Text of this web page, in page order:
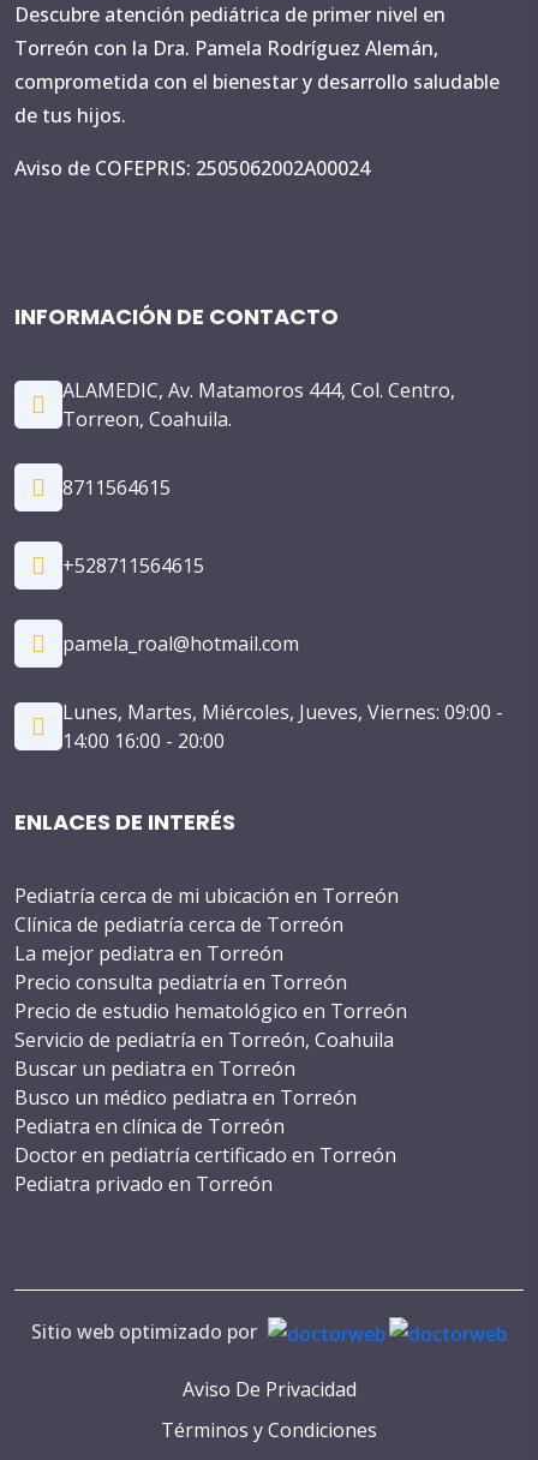
Descubre atención pediátrica de primer nivel en
Torreón con la Dra. Pamela Rodríguez Alemán,
comprometida con el bienestar y desarrollo saludable
de tus hijos.
Aviso de COFEPRIS: 2505062002A00024
INFORMACIÓN DE CONTACTO
ALAMEDIC, Av. Matamoros 444, Col. Centro,
Torreon, Coahuila.
8711564615
+528711564615
pamela_roal@hotmail.com
Lunes, Martes, Miércoles, Jueves, Viernes: 09:00 -
14:00 16:00 - 20:00
ENLACES DE INTERÉS
Pediatría cerca de mi ubicación en Torreón
Clínica de pediatría cerca de Torreón
La mejor pediatra en Torreón
Precio consulta pediatría en Torreón
Precio de estudio hematológico en Torreón
Servicio de pediatría en Torreón, Coahuila
Buscar un pediatra en Torreón
Busco un médico pediatra en Torreón
Pediatra en clínica de Torreón
Doctor en pediatría certificado en Torreón
Pediatra privado en Torreón
Consulta con pediatra en Torreón
Cita con pediatra en Torreón
Pediatria reconocida en Torreón
Pediatria especializada en Torreón
Sitio web optimizado por
Aviso De Privacidad
Términos y Condiciones